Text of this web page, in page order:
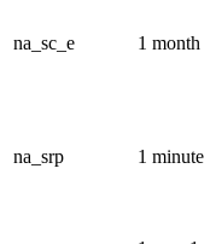
na_sc_e 1 month
na_srp 1 minute